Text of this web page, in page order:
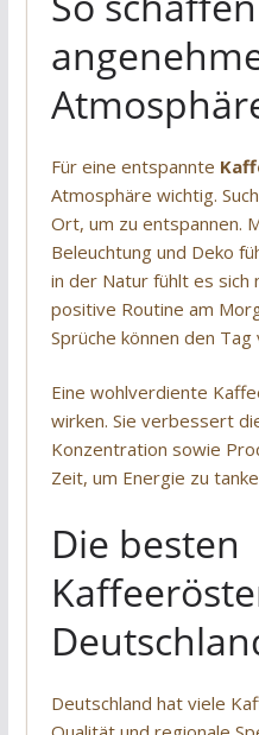
Für eine entspannte
Atmosphäre wichtig.
Ort, um zu entspannen.
Beleuchtung und Deko
in der Natur fühlt es sich
positive Routine am
Sprüche können den Tag
Eine wohlverdiente
wirken. Sie verbessert
Konzentration sowie
Zeit, um Energie zu
Die besten
Deutschland hat viele